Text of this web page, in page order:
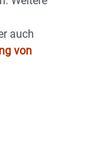
auch
von